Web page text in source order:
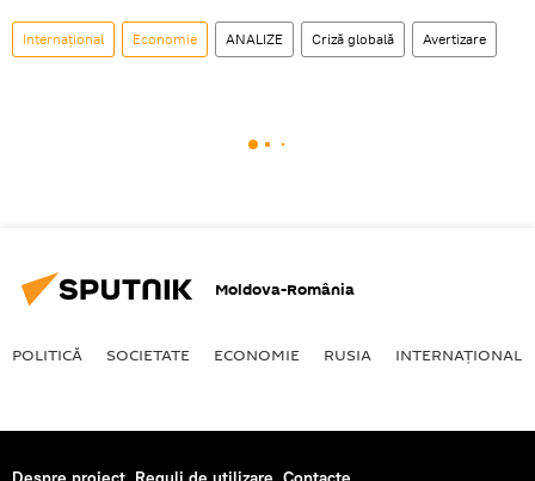
Internaţional Economie ANALIZE Criză globală Avertizare
Moldova-România
POLITICĂ SOCIETATE ECONOMIE RUSIA INTERNAŢIONAL